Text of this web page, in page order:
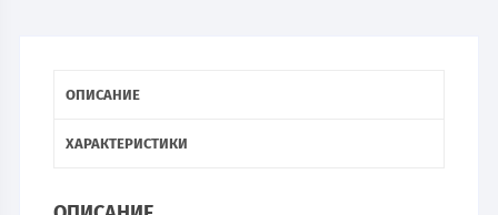
ОПИСАНИЕ
ХАРАКТЕРИСТИКИ